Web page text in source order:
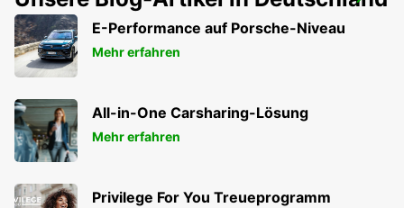
LESVOS CITY
LESVOS - GREECEE-Performance auf Porsche-Niveau
Mehr erfahren
All-in-One Carsharing-Lösung
Mehr erfahren
Privilege For You Treueprogramm